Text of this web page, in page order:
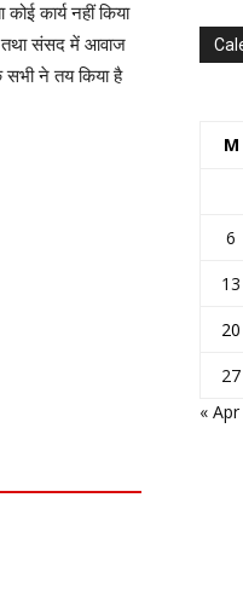
कार्य नहीं किया
तथा संसद में आवाज
सभी ने तय किया है
M
6
13
20
27
« Apr